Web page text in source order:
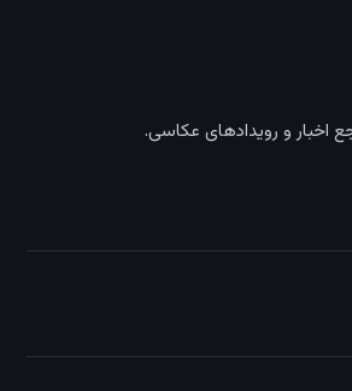
اخبار و رویدادهای عکاسی.